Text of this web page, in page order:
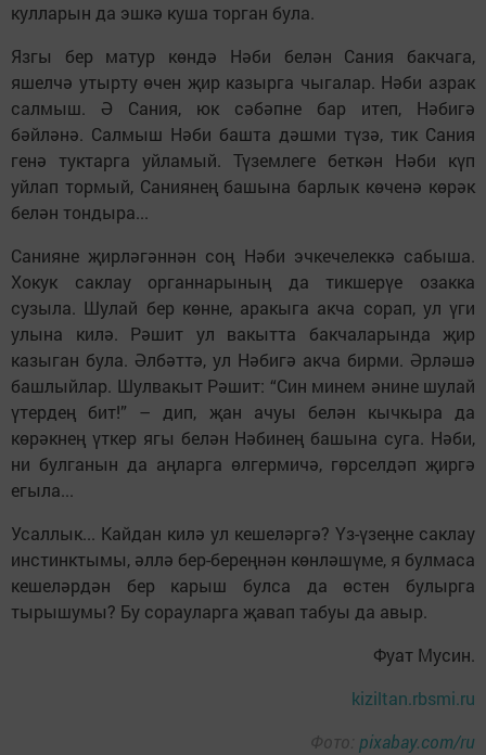
кулларын да эшкә куша торган була.
Язгы бер матур көндә Нәби белән Сания бакчага,
яшелчә утырту өчен җир казырга чыгалар. Нәби азрак
салмыш. Ә Сания, юк сәбәпне бар итеп, Нәбигә
бәйләнә. Салмыш Нәби башта дәшми түзә, тик Сания
генә туктарга уйламый. Түземлеге беткән Нәби күп
уйлап тормый, Саниянең башына барлык көченә көрәк
белән тондыра...
Санияне җирләгәннән соң Нәби эчкечелеккә сабыша.
Хокук саклау органнарының да тикшерүе озакка
сузыла. Шулай бер көнне, аракыга акча сорап, ул үги
улына килә. Рәшит ул вакытта бакчаларында җир
казыган була. Әлбәттә, ул Нәбигә акча бирми. Әрләшә
башлыйлар. Шулвакыт Рәшит: “Син минем әнине шулай
үтердең бит!” – дип, җан ачуы белән кычкыра да
көрәкнең үткер ягы белән Нәбинең башына суга. Нәби,
ни булганын да аңларга өлгермичә, гөрселдәп җиргә
егыла...
Усаллык... Кайдан килә ул кешеләргә? Үз-үзеңне саклау
инстинктымы, әллә бер-береңнән көнләшүме, я булмаса
кешеләрдән бер карыш булса да өстен булырга
тырышумы? Бу сорауларга җавап табуы да авыр.
Фуат Мусин.
kiziltan.rbsmi.ru
Фото: pixabay.com/ru